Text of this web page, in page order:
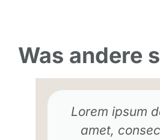
Was andere
Lorem ipsum
amet,